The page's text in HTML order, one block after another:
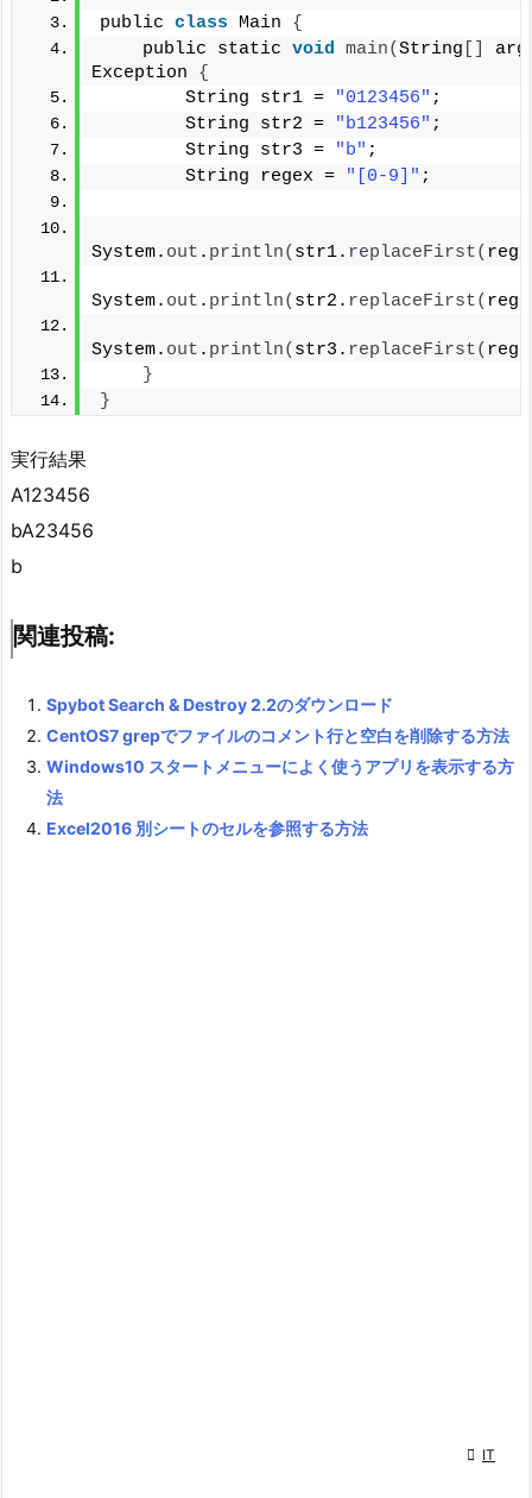
public class Main {
    public static
void main(String
Exception {
        String str1 =
"0123456" ;
        String str2 =
"b123456" ;
        String str3 =
"b" ;
        String regex =
"[0-9]" ;
System. out . println( str1. replaceFirst(
System. out . println( str2. replaceFirst(
System. out . println( str3. replaceFirst(
}
}
実行結果
A123456
bA23456
b
関連投稿:
Spybot Search & Destroy 2.2のダウンロード
CentOS7 grepでファイルのコメント行と空白を削除する方法
Windows10 スタートメニューによく使うアプリを表示する方
法
Excel2016 別シートのセルを参照する方法
 IT